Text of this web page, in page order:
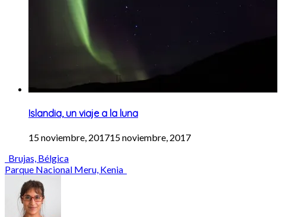
Islandia, un viaje a la luna
15 noviembre, 201715 noviembre, 2017
Post
navigation
Brujas, Bélgica
Parque Nacional Meru, Kenia